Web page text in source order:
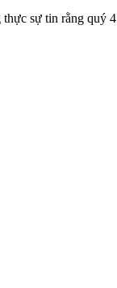
sự tin rằng quý